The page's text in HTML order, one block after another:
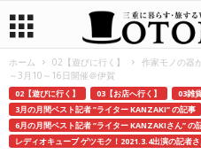
ホーム 02【遊びに行く】
作家モノの器
～3月10～16日開催＠伊賀
02【遊びに行く】 03【お店へ行く】
03雑
3月の月間ベスト記者 ”ライター KANZAKI” の記事
6月の月間ベスト記者 ”ライター KANZAKIさん” の
レディオキューブ ゲツモク！2021.3.4出演の記者